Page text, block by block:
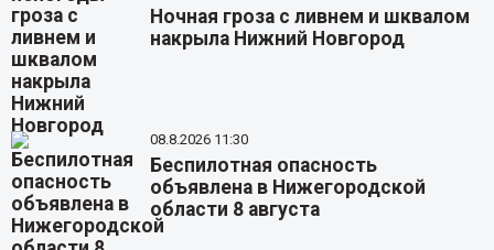
Ночная гроза с ливнем и шквалом
накрыла Нижний Новгород
08.8.2026 11:30
Беспилотная опасность
объявлена в Нижегородской
области 8 августа